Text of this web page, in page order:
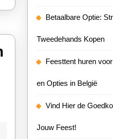
Betaalbare Optie:
Tweedehands Kopen
Feesttent huren
en Opties in België
Vind Hier de
Jouw Feest!